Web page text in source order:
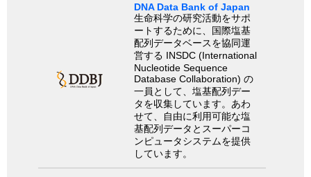
DNA Data Bank of Japan
生命科学の研究活動をサポ
ートするために、国際塩基
配列データベースを協同運
営する INSDC (International
Nucleotide Sequence
Database Collaboration) の
一員として、塩基配列デー
タを収集しています。あわ
せて、自由に利用可能な塩
基配列データとスーパーコ
ンピュータシステムを提供
しています。